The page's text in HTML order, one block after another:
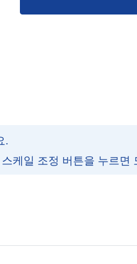
.
케일 조정 버튼을 누르면